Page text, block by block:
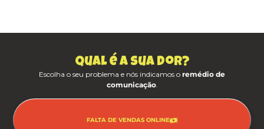
Qual é a sua dor?
Escolha o seu problema e nós indicamos o remédio de
comunicação.
FALTA DE VENDAS ONLINE